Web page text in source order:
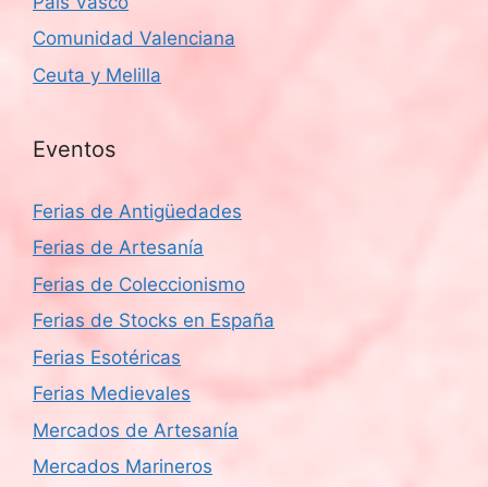
Comunidad Valenciana
Ceuta y Melilla
Eventos
Ferias de Antigüedades
Ferias de Artesanía
Ferias de Coleccionismo
Ferias de Stocks en España
Ferias Esotéricas
Ferias Medievales
Mercados de Artesanía
Mercados Marineros